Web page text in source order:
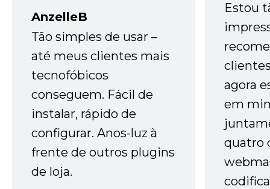
AnzelleB
Tão simples de usar –
até meus clientes mais
tecnofóbicos
conseguem. Fácil de
instalar, rápido de
configurar. Anos-luz à
frente de outros plugins
de loja.
Estou
agora
em
quatro